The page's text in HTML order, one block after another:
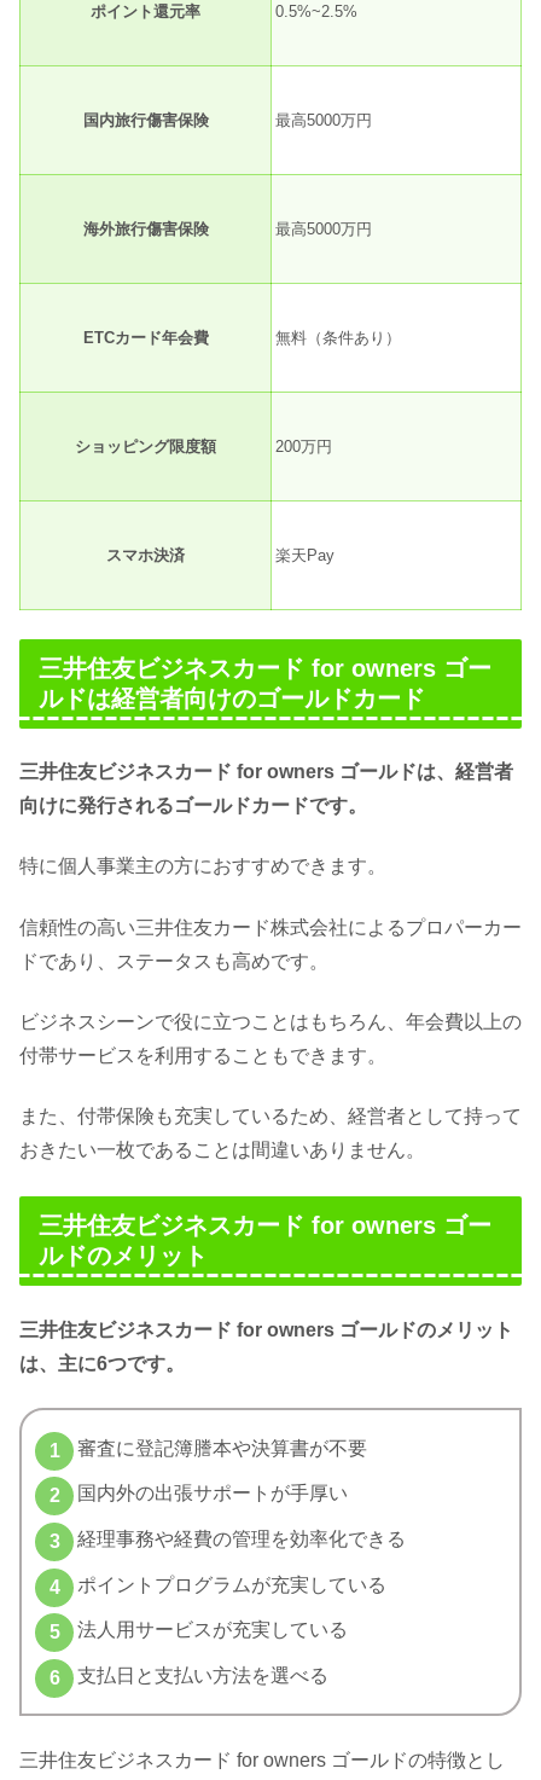
ポイント還元率 0.5%~2.5%
国内旅行傷害保険 最高5000万円
海外旅行傷害保険 最高5000万円
ETCカード年会費 無料（条件あり）
ショッピング限度額 200万円
スマホ決済 楽天Pay
三井住友ビジネスカード for owners ゴー
ルドは経営者向けのゴールドカード
三井住友ビジネスカード for owners ゴールドは、経営者
向けに発行されるゴールドカードです。
特に個人事業主の方におすすめできます。
信頼性の高い三井住友カード株式会社によるプロパーカー
ドであり、ステータスも高めです。
ビジネスシーンで役に立つことはもちろん、年会費以上の
付帯サービスを利用することもできます。
また、付帯保険も充実しているため、経営者として持って
おきたい一枚であることは間違いありません。
三井住友ビジネスカード for owners ゴー
ルドのメリット
三井住友ビジネスカード for owners ゴールドのメリット
は、主に6つです。
審査に登記簿謄本や決算書が不要
国内外の出張サポートが手厚い
経理事務や経費の管理を効率化できる
ポイントプログラムが充実している
法人用サービスが充実している
支払日と支払い方法を選べる
三井住友ビジネスカード for owners ゴールドの特徴とし